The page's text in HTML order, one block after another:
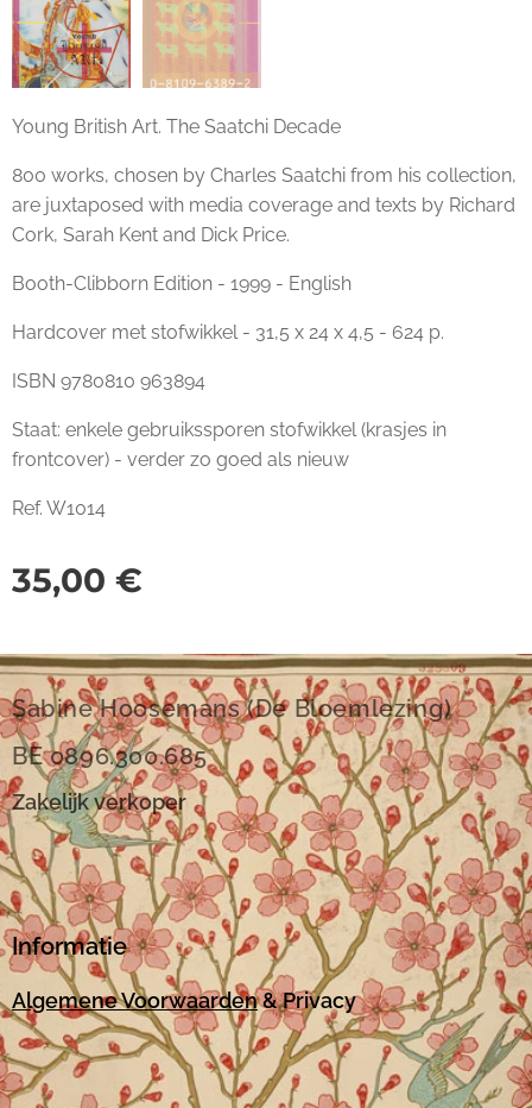
Young British Art. The Saatchi Decade
800 works, chosen by Charles Saatchi from his collection,
are juxtaposed with media coverage and texts by Richard
Cork, Sarah Kent and Dick Price.
Booth-Clibborn Edition - 1999 - English
Hardcover met stofwikkel - 31,5 x 24 x 4,5 - 624 p.
ISBN 9780810 963894
Staat: enkele gebruikssporen stofwikkel (krasjes in
frontcover) - verder zo goed als nieuw
Ref. W1014
35,00 €
Sabine Hoosemans (De Bloemlezing)
BE 0896.300.685
Zakelijk verkoper
Informatie
Algemene Voorwaarden& Privacy